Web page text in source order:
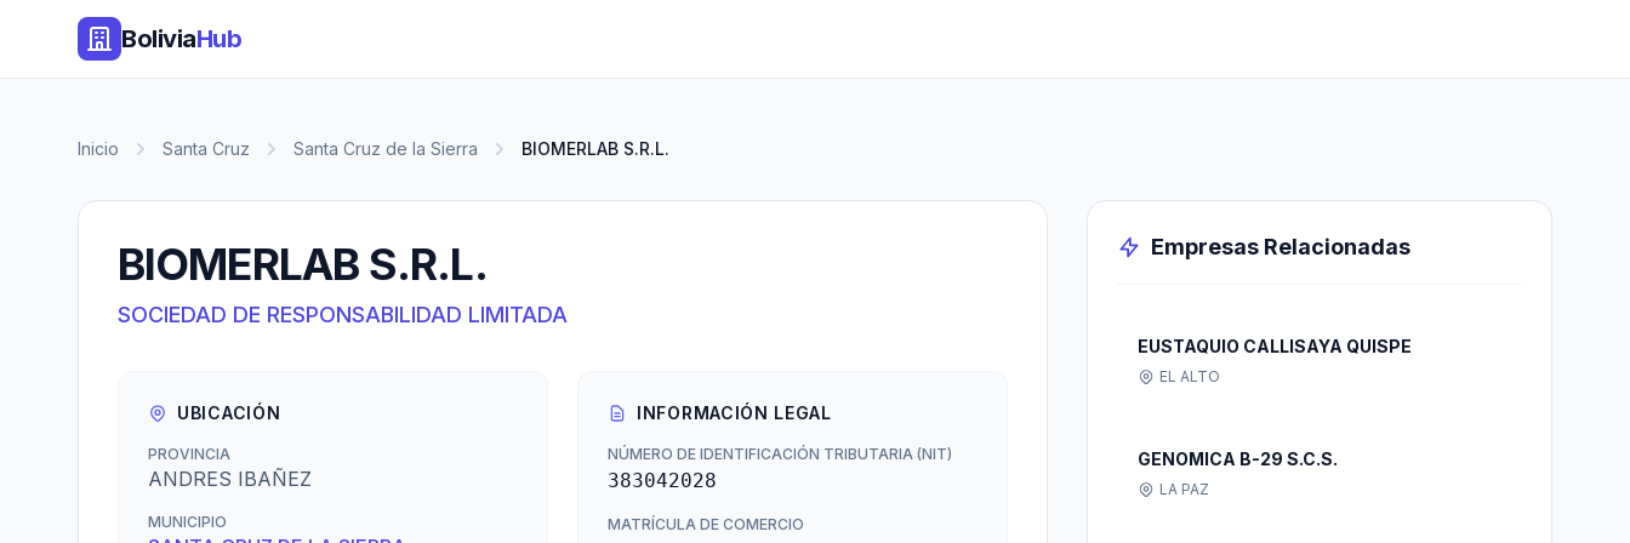
BoliviaHub
Inicio Santa Cruz Santa Cruz de la Sierra BIOMERLAB S.R.L.
BIOMERLAB S.R.L.
SOCIEDAD DE RESPONSABILIDAD LIMITADA
UBICACIÓN
PROVINCIA
ANDRES IBAÑEZ
MUNICIPIO
INFORMACIÓN LEGAL
NÚMERO DE IDENTIFICACIÓN TRIBUTARIA (NIT)
383042028
MATRÍCULA DE COMERCIO
Empresas Relacionadas
EUSTAQUIO CALLISAYA QUISPE
EL ALTO
GENOMICA B-29 S.C.S.
LA PAZ